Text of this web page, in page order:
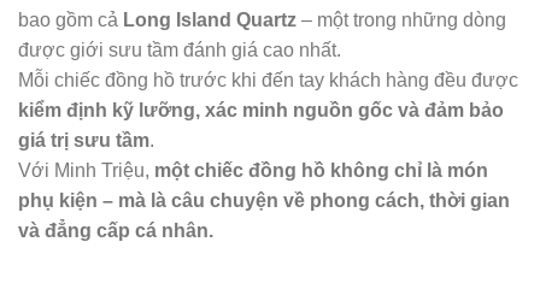
bao gồm cả Long Island Quartz – một trong những dòng
được giới sưu tầm đánh giá cao nhất.
Mỗi chiếc đồng hồ trước khi đến tay khách hàng đều được
kiểm định kỹ lưỡng, xác minh nguồn gốc và đảm bảo
giá trị sưu tầm.
Với Minh Triệu, một chiếc đồng hồ không chỉ là món
phụ kiện – mà là câu chuyện về phong cách, thời gian
và đẳng cấp cá nhân.